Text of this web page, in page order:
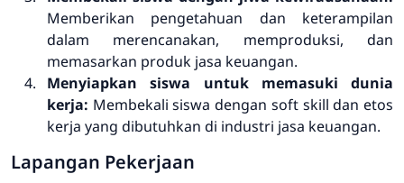
Memberikan pengetahuan dan keterampilan
dalam merencanakan, memproduksi, dan
memasarkan produk jasa keuangan.
Menyiapkan siswa untuk memasuki dunia
kerja: Membekali siswa dengan soft skill dan etos
kerja yang dibutuhkan di industri jasa keuangan.
Lapangan Pekerjaan